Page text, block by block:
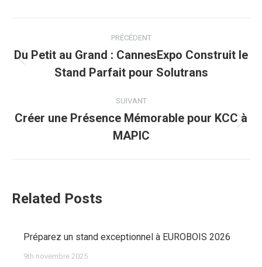
article
PRÉCÉDENT
Article
:
Du Petit au Grand : CannesExpo Construit le
Stand Parfait pour Solutrans
SUIVANT
Article
Créer une Présence Mémorable pour KCC à
MAPIC
Related Posts
Préparez un stand exceptionnel à EUROBOIS 2026
9th novembre 2025